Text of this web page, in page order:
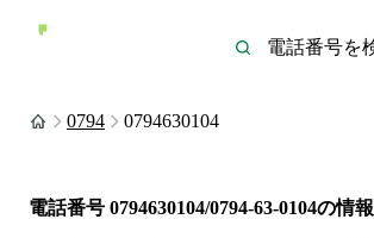
0794 0794630104
電話番号 0794630104/0794-63-0104の情報